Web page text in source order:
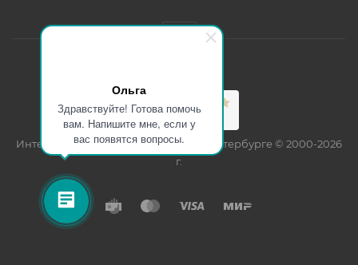
Ольга
Здравствуйте! Готова помочь
вам. Напишите мне, если у
вас появятся вопросы.
Интернет магазин мебели в Санкт-Петербурге © 2000-2026
г.